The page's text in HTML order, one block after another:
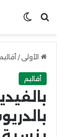
ابحث عنskin
الأولى / أقاليم
أقاليم